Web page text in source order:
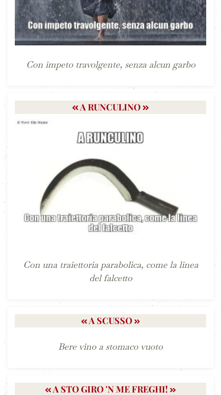
Con impeto travolgente, senza alcun garbo
A RUNCULINO
Con una traiettoria parabolica, come la linea
del falcetto
A SCUSSO
Bere vino a stomaco vuoto
A STO GIRO 'N ME FREGHI!